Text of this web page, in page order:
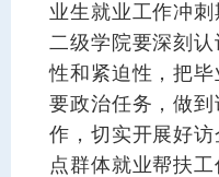
业生就业工作冲
二级学院要深刻
性和紧迫性，把
要政治任务，做
作，切实开展好
点群体就业帮扶